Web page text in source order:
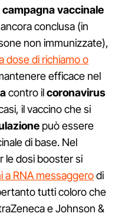
campagna vaccinale
conclusa (in
non immunizzate),
dose di richiamo o
efficace nel
contro ilcoronavirus
il vaccino che si
può essere
di base. Nel
le dosi booster si
a RNA messaggerodi
tutti coloro che
e Johnson &